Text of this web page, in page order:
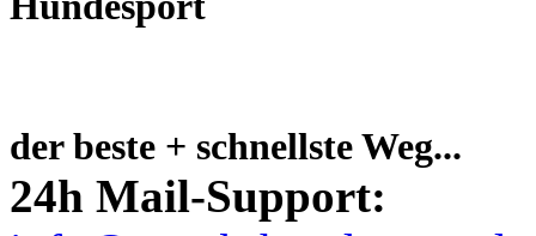
der beste + schnellste Weg...
24h Mail-Support: